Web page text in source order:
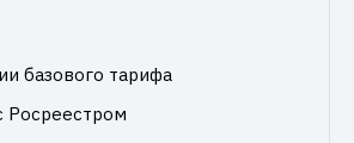
базового тарифа
Росреестром